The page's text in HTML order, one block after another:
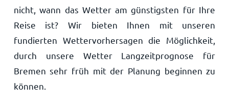
nicht, wann das Wetter am günstigsten für Ihre
Reise ist? Wir bieten Ihnen mit unseren
fundierten Wettervorhersagen die Möglichkeit,
durch unsere Wetter Langzeitprognose für
Bremen sehr früh mit der Planung beginnen zu
können.